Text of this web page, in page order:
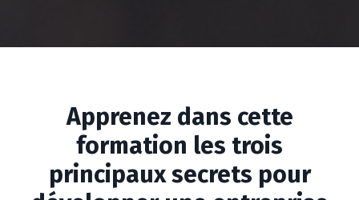
Apprenez dans cette
formation les trois
principaux secrets pour